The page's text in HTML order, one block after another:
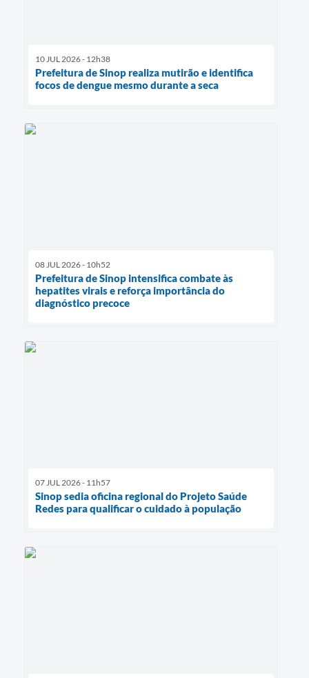
10 JUL 2026 - 12h38
Prefeitura de Sinop realiza mutirão e identifica
focos de dengue mesmo durante a seca
08 JUL 2026 - 10h52
Prefeitura de Sinop intensifica combate às
hepatites virais e reforça importância do
diagnóstico precoce
07 JUL 2026 - 11h57
Sinop sedia oficina regional do Projeto Saúde
Redes para qualificar o cuidado à população